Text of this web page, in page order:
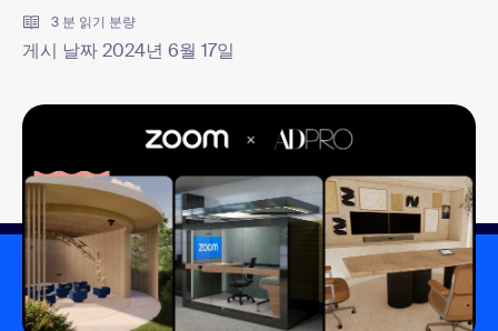
3 분 읽기 분량
게시 날짜 2024년 6월 17일